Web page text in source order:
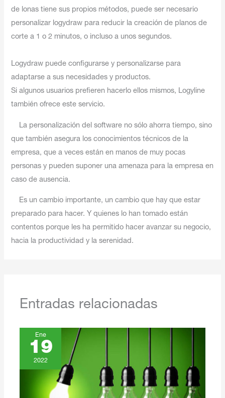
de lonas tiene sus propios métodos, puede ser necesario
personalizar logydraw para reducir la creación de planos de
corte a 1 o 2 minutos, o incluso a unos segundos.
Logydraw puede configurarse y personalizarse para
adaptarse a sus necesidades y productos.
Si algunos usuarios prefieren hacerlo ellos mismos, Logyline
también ofrece este servicio.
La personalización del software no sólo ahorra tiempo, sino
que también asegura los conocimientos técnicos de la
empresa, que a veces están en manos de muy pocas
personas y pueden suponer una amenaza para la empresa en
caso de ausencia.
Es un cambio importante, un cambio que hay que estar
preparado para hacer. Y quienes lo han tomado están
contentos porque les ha permitido hacer avanzar su negocio,
hacia la productividad y la serenidad.
Entradas relacionadas
Ene
19
2022